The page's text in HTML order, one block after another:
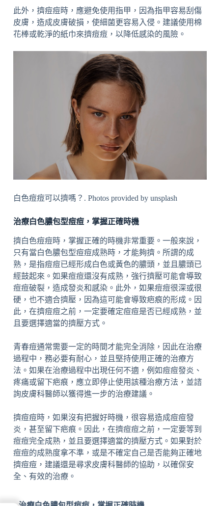
此外，擠痘痘時，應避免使用指甲，因為指甲容易刮傷
皮膚，造成皮膚破損，使細菌更容易入侵。建議使用棉
花棒或乾淨的紙巾來擠痘痘，以降低感染的風險。
白色痘痘可以擠嗎？. Photos provided by unsplash
治療白色膿包型痘痘，掌握正確時機
擠白色痘痘時，掌握正確的時機非常重要。一般來說，
只有當白色膿包型痘痘成熟時，才能夠擠。所謂的成
熟，是指痘痘已經形成白色或黃色的膿頭，並且膿頭已
經鼓起來。如果痘痘還沒有成熟，強行擠壓可能會導致
痘痘破裂，造成發炎和感染。此外，如果痘痘很深或很
硬，也不適合擠壓，因為這可能會導致疤痕的形成。因
此，在擠痘痘之前，一定要確定痘痘是否已經成熟，並
且要選擇適當的擠壓方式。
青春痘通常需要一定的時間才能完全消除，因此在治療
過程中，務必要有耐心，並且堅持使用正確的治療方
法。如果在治療過程中出現任何不適，例如痘痘發炎、
疼痛或留下疤痕，應立即停止使用該種治療方法，並諮
詢皮膚科醫師以獲得進一步的治療建議。
擠痘痘時，如果沒有把握好時機，很容易造成痘痘發
炎，甚至留下疤痕。因此，在擠痘痘之前，一定要等到
痘痘完全成熟，並且要選擇適當的擠壓方式。如果對於
痘痘的成熟度拿不準，或是不確定自己是否能夠正確地
擠痘痘，建議還是尋求皮膚科醫師的協助，以確保安
全、有效的治療。